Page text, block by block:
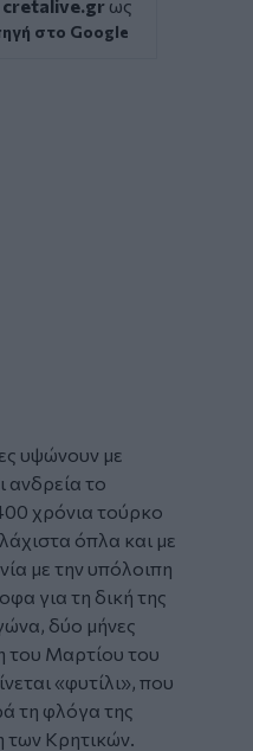
cretalive.gr ως
στο Google
υψώνουν με
ανδρεία το
χρόνια τούρκο
όπλα και με
με την υπόλοιπη
για τη δική της
δύο μήνες
του Μαρτίου του
«φυτίλι», που
τη φλόγα της
των Κρητικών.